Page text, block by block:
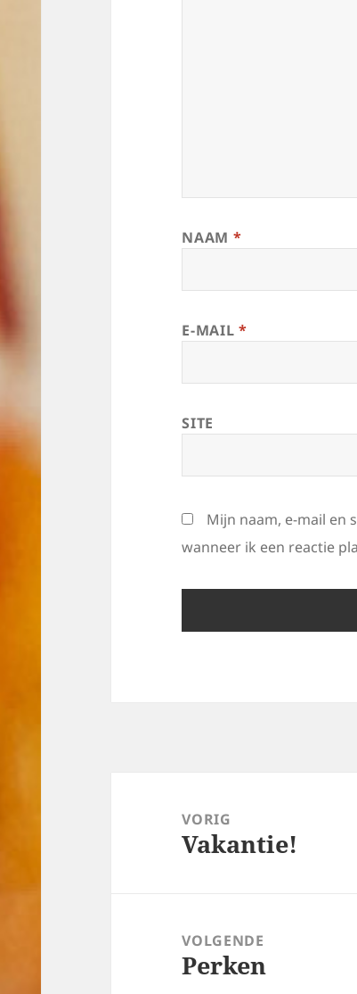
NAAM *
E-MAIL *
SITE
Mijn naam, e-mail en
wanneer ik een reactie
navigatieVORIG
Vorig
Vakantie!
VOLGENDE
Volgend
Perken